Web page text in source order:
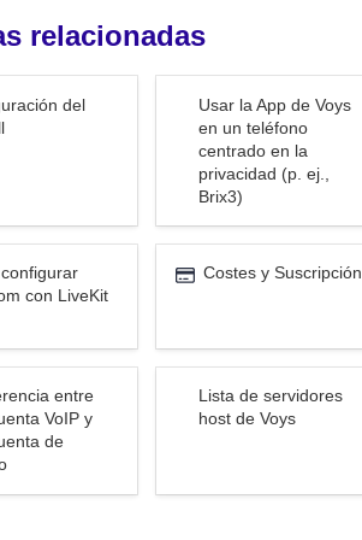
relacionadas
del
teléfono centrado en la
privacidad (p. ej., Brix3)
Usar la App de Voys
en un teléfono
centrado en la
privacidad (p. ej.,
Brix3)
con LiveKit
Costes y Suscripción
y una Cuenta
entre
VoIP y
de
Lista de servidores
host de Voys